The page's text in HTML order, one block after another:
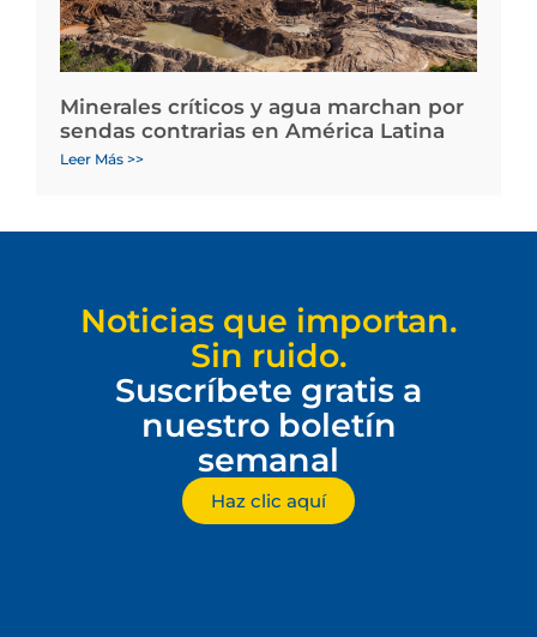
Minerales críticos y agua marchan por
sendas contrarias en América Latina
Leer Más >>
Noticias que importan.
Sin ruido.
Suscríbete gratis a
nuestro boletín
semanal
Haz clic aquí